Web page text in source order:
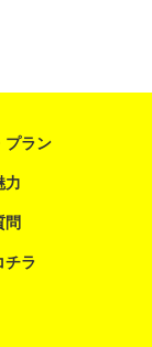
プラン
力
問
チラ